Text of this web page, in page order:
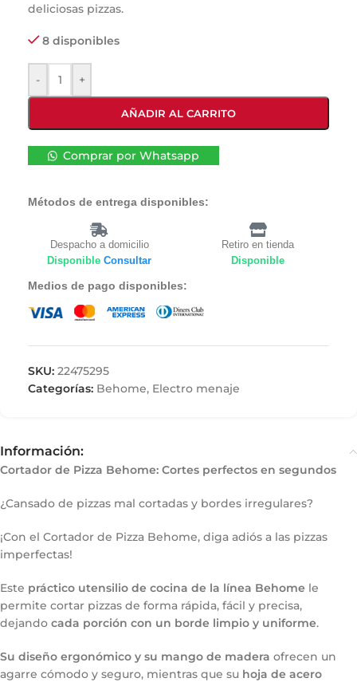
deliciosas pizzas.
8 disponibles
- +
AÑADIR AL CARRITO
Comprar por Whatsapp
Métodos de entrega disponibles:
Despacho a domicilio
Disponible Consultar
Retiro en tienda
Disponible
Medios de pago disponibles:
SKU: 22475295
Categorías: Behome, Electro menaje
Información:
Cortador de Pizza Behome: Cortes perfectos en segundos
¿Cansado de pizzas mal cortadas y bordes irregulares?
¡Con el Cortador de Pizza Behome, diga adiós a las pizzas
imperfectas!
Este práctico utensilio de cocina de la línea Behome le
permite cortar pizzas de forma rápida, fácil y precisa,
dejando cada porción con un borde limpio y uniforme.
Su diseño ergonómico y su mango de madera ofrecen un
agarre cómodo y seguro, mientras que su hoja de acero